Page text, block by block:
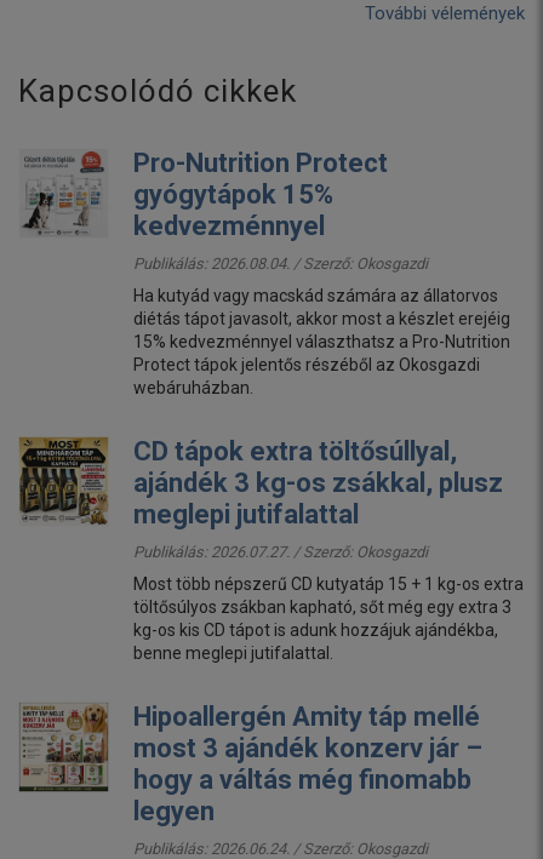
További vélemények
Kapcsolódó cikkek
Pro-Nutrition Protect
gyógytápok 15%
kedvezménnyel
Publikálás: 2026.08.04. / Szerző: Okosgazdi
Ha kutyád vagy macskád számára az állatorvos
diétás tápot javasolt, akkor most a készlet erejéig
15% kedvezménnyel választhatsz a Pro-Nutrition
Protect tápok jelentős részéből az Okosgazdi
webáruházban.
CD tápok extra töltősúllyal,
ajándék 3 kg-os zsákkal, plusz
meglepi jutifalattal
Publikálás: 2026.07.27. / Szerző: Okosgazdi
Most több népszerű CD kutyatáp 15 + 1 kg-os extra
töltősúlyos zsákban kapható, sőt még egy extra 3
kg-os kis CD tápot is adunk hozzájuk ajándékba,
benne meglepi jutifalattal.
Hipoallergén Amity táp mellé
most 3 ajándék konzerv jár –
hogy a váltás még finomabb
legyen
Publikálás: 2026.06.24. / Szerző: Okosgazdi